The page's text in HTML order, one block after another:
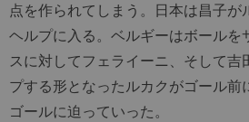
点を作られてしまう。日本は昌子が
ヘルプに入る。ベルギーはボールを
スに対してフェライーニ、そして吉
プする形となったルカクがゴール前
ゴールに迫っていった。